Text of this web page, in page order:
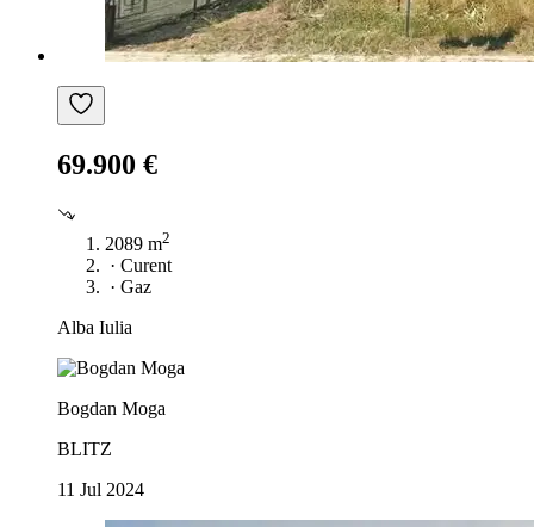
69.900 €
2089 m2
· Curent
· Gaz
Alba Iulia
Bogdan Moga
BLITZ
11 Jul 2024